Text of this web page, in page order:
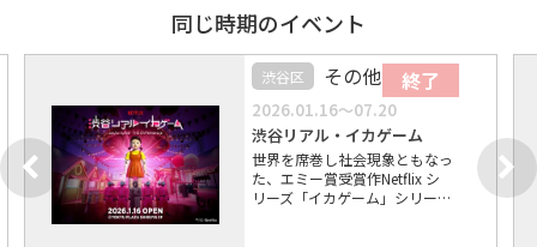
同じ時期のイベント
終了
渋谷区 その他
2026.01.16～07.20
渋谷リアル・イカゲーム
世界を席巻し社会現象ともなっ
た、エミー賞受賞作Netflix シ
リーズ「イカゲーム」シリー…